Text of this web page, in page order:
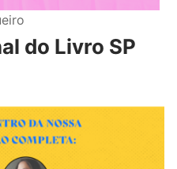
do Livro SP